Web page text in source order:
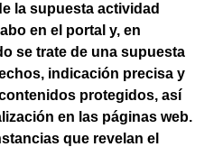
la supuesta actividad
en el portal y, en
se trate de una supuesta
indicación precisa y
protegidos, así
en las páginas web.
que revelan el